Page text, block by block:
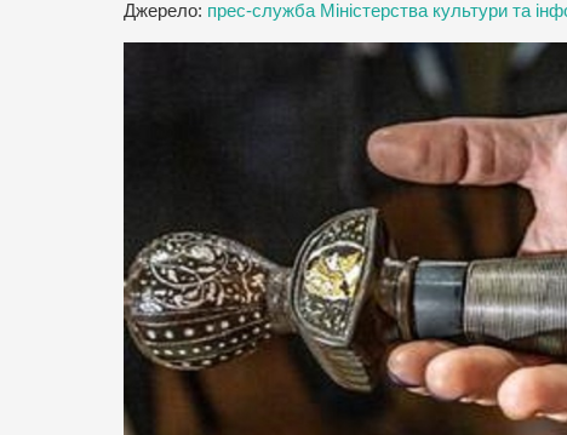
Джерело: прес-служба Міністерства культури та